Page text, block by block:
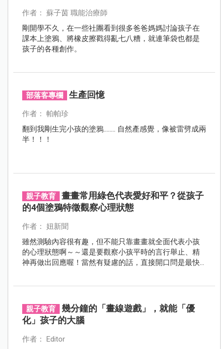
作者： 蘇子茵 職能治療師
剛開學不久，在一些社團看到很多爸爸媽媽討論孩子在
課本上塗鴉、將橡皮擦戳得亂七八糟，就連筆袋也都是
孩子的各種創作。
部落客專欄 生產回憶
作者： 帕帕珍
翻到我剛生完小孩的塗鴉........ 自然產感覺，像被雷劈成兩
半！！！
親子教育
畫畫常用綠色代表愛好和平？從孩子
的4個塗鴉特徵觀察心理狀態
作者： 妞新聞
雖然測驗內容很有趣，但不能只靠畫畫就全面代表小孩
的心理狀態啊～～還是要觀察小孩平時的言行舉止、精
神再做出回應喔！當然有疑慮的話，直接開口問是最快
親子教育
幾分鐘的「畫線遊戲」，就能「優
化」孩子的大腦
作者： Editor